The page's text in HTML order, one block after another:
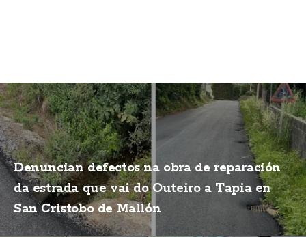
Denuncian defectos na obra de reparación
da estrada que vai do Outeiro a Tapia en
San Cristobo de Mallón